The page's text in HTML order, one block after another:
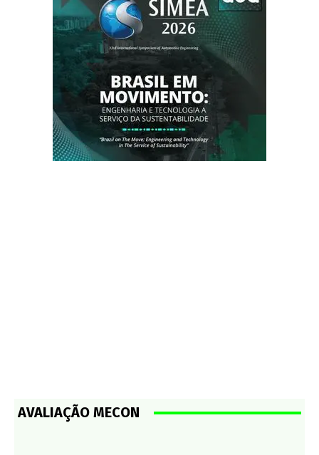
AVALIAÇÃO MECON